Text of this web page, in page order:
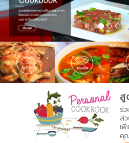
สูตรอาหารล่าสุด
Top Foodie
พาไปชิม
สารพันก้นครัว
เคล็ดลับน่ารู้
เปรียบเทียบหน่วยการตว
เปรียบเทียบอุณหภูมิ
เปรียบเทียบน้ำหนักวัตถุ
FoodPedia
สร้าง Cookbook
สู
ร่
ส่
เ
คุ